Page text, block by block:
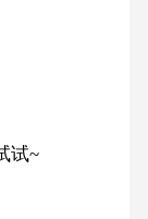
试~